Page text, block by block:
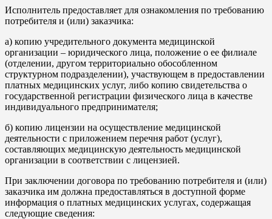
Исполнитель предоставляет для ознакомления по требованию
потребителя и (или) заказчика:
а) копию учредительного документа медицинской
организации – юридического лица, положение о ее филиале
(отделении, другом территориально обособленном
структурном подразделении), участвующем в предоставлении
платных медицинских услуг, либо копию свидетельства о
государственной регистрации физического лица в качестве
индивидуального предпринимателя;
б) копию лицензии на осуществление медицинской
деятельности с приложением перечня работ (услуг),
составляющих медицинскую деятельность медицинской
организации в соответствии с лицензией.
При заключении договора по требованию потребителя и (или)
заказчика им должна предоставляться в доступной форме
информация о платных медицинских услугах, содержащая
следующие сведения: